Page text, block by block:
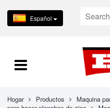
Español
Hogar Productos Maquina